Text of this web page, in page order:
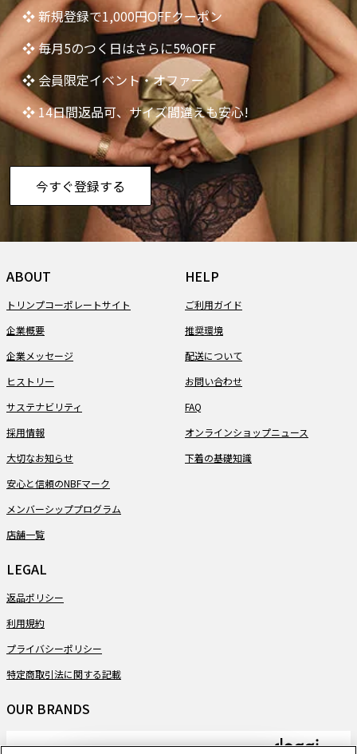
❖ 新規登録で1,000円OFFクーポン
❖ 毎月5のつく日はさらに5%OFF
❖ 会員限定イベント・オファー
❖ 14日間返品可、サイズ間違えも安心!
今すぐ登録する
ABOUT
トリンプコーポレートサイト
企業概要
企業メッセージ
ヒストリー
サステナビリティ
採用情報
大切なお知らせ
安心と信頼のNBFマーク
メンバーシッププログラム
店舗一覧
HELP
ご利用ガイド
推奨環境
配送について
お問い合わせ
FAQ
オンラインショップニュース
下着の基礎知識
LEGAL
返品ポリシー
利用規約
プライバシーポリシー
特定商取引法に関する記載
OUR BRANDS